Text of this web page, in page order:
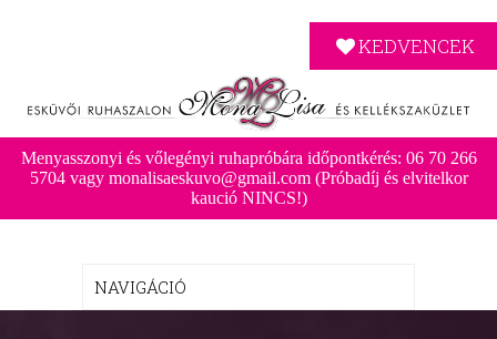
KEDVENCEK
Menyasszonyi és vőlegényi ruhapróbára időpontkérés: 06 70 266
5704 vagy monalisaeskuvo@gmail.com (Próbadíj és elvitelkor
kaució NINCS!)